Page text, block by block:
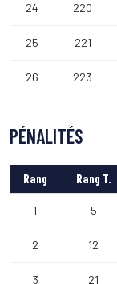
24 220
25 221
26 223
PÉNALITÉS
Rang Rang T.
1 5
2 12
3 21